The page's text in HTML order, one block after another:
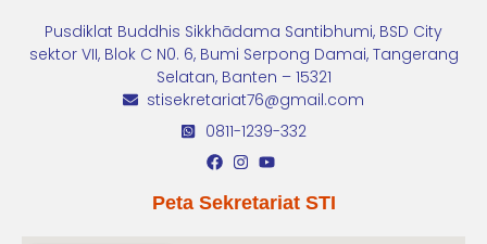
Pusdiklat Buddhis Sikkhādama Santibhumi, BSD City
sektor VII, Blok C N0. 6, Bumi Serpong Damai, Tangerang
Selatan, Banten – 15321
stisekretariat76@gmail.com
0811-1239-332
Peta Sekretariat STI